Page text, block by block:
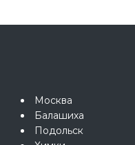
Москва
Балашиха
Подольск